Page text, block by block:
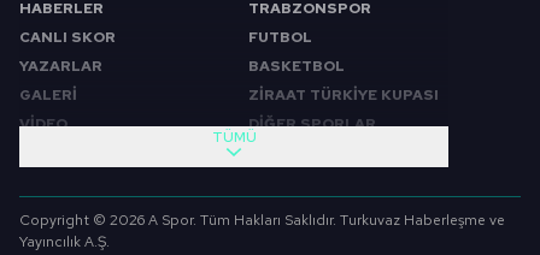
HABERLER
CANLI SKOR
YAZARLAR
GALERİ
VİDEO
TRABZONSPOR
FUTBOL
BASKETBOL
ZİRAAT TÜRKİYE KUPASI
DİĞER SPORLAR
SABAH SPORU
SPOR GÜNDEMİ
FUTBOL
TÜMÜ
Copyright © 2026 A Spor. Tüm Hakları Saklıdır. Turkuvaz Haberleşme ve
Yayıncılık A.Ş.